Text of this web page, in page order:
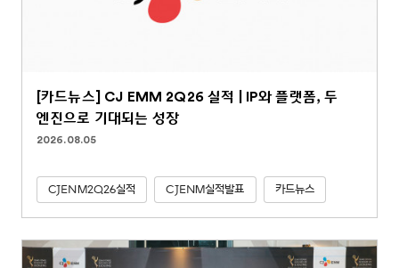
[카드뉴스] CJ EMM 2Q26 실적 | IP와 플랫폼, 두
엔진으로 기대되는 성장
2026.08.05
CJENM2Q26실적 CJENM실적발표 카드뉴스